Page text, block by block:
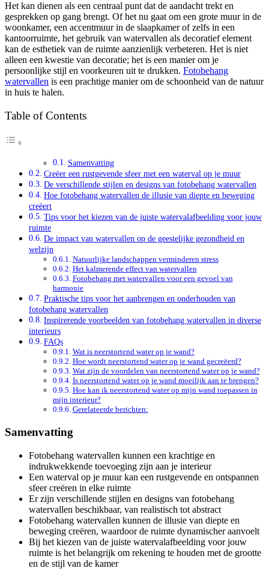
Het kan dienen als een centraal punt dat de aandacht trekt en
gesprekken op gang brengt. Of het nu gaat om een grote muur in de
woonkamer, een accentmuur in de slaapkamer of zelfs in een
kantoorruimte, het gebruik van watervallen als decoratief element
kan de esthetiek van de ruimte aanzienlijk verbeteren. Het is niet
alleen een kwestie van decoratie; het is een manier om je
persoonlijke stijl en voorkeuren uit te drukken. Fotobehang
watervallen is een prachtige manier om de schoonheid van de natuur
in huis te halen.
Table of Contents
Samenvatting
Creëer een rustgevende sfeer met een waterval op je muur
De verschillende stijlen en designs van fotobehang watervallen
Hoe fotobehang watervallen de illusie van diepte en beweging
creëert
Tips voor het kiezen van de juiste watervalafbeelding voor jouw
ruimte
De impact van watervallen op de geestelijke gezondheid en
welzijn
Natuurlijke landschappen verminderen stress
Het kalmerende effect van watervallen
Fotobehang met watervallen voor een gevoel van
harmonie
Praktische tips voor het aanbrengen en onderhouden van
fotobehang watervallen
Inspirerende voorbeelden van fotobehang watervallen in diverse
interieurs
FAQs
Wat is neerstortend water op je wand?
Hoe wordt neerstortend water op je wand gecreëerd?
Wat zijn de voordelen van neerstortend water op je wand?
Is neerstortend water op je wand moeilijk aan te brengen?
Hoe kan ik neerstortend water op mijn wand toepassen in
mijn interieur?
Gerelateerde berichten:
Samenvatting
Fotobehang watervallen kunnen een krachtige en
indrukwekkende toevoeging zijn aan je interieur
Een waterval op je muur kan een rustgevende en ontspannen
sfeer creëren in elke ruimte
Er zijn verschillende stijlen en designs van fotobehang
watervallen beschikbaar, van realistisch tot abstract
Fotobehang watervallen kunnen de illusie van diepte en
beweging creëren, waardoor de ruimte dynamischer aanvoelt
Bij het kiezen van de juiste watervalafbeelding voor jouw
ruimte is het belangrijk om rekening te houden met de grootte
en de stijl van de kamer